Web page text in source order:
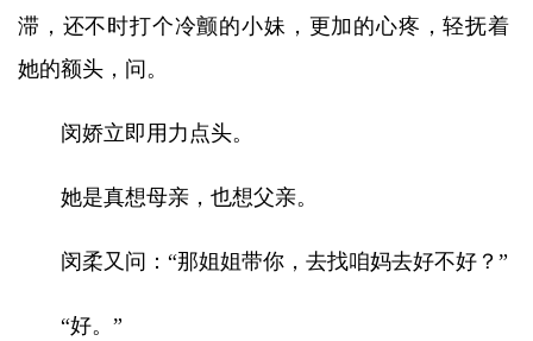
滞，还不时打个冷颤的小妹，更加的心疼，轻抚着
她的额头，问。
闵娇立即用力点头。
她是真想母亲，也想父亲。
闵柔又问：“那姐姐带你，去找咱妈去好不好？”
“好。”